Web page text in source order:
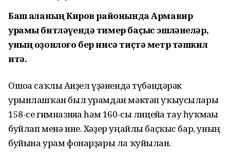
Баш ҡаланың Киров районында Армавир
урамы битләүендә тимер баҫҡыс эшләнеләр,
уның оҙонлоғо бер нисә тиҫтә метр тәшкил
итә.
Ошоға саҡлы Ағиҙел үҙәнендә түбәндәрәк
урынлашҡан был урамдан мәктәп уҡыусылары
158-се гимназияға һәм 160-сы лицейға тау һуҡмағы
буйлап менә ине. Хәҙер уңайлы баҫҡыс бар, уның
буйына урам фонарҙары ла ҡуйылған.